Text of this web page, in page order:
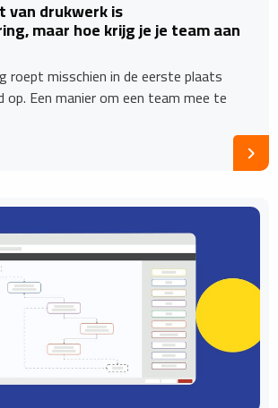
van drukwerk is
maar hoe krijg je je team aan
roept misschien in de eerste plaats
Een manier om een team mee te